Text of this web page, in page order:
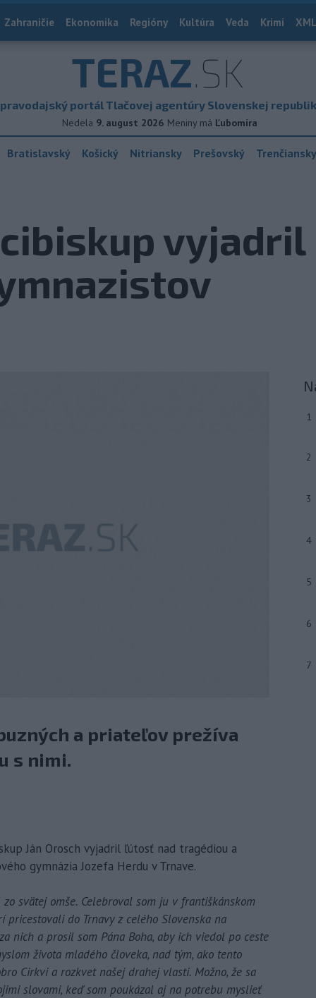
Zahraničie Ekonomika Regióny Kultúra Veda Krimi
TERAZ.SK
portál Tlačovej agentúry Slovenskej
Nedela 9. august 2026 Meniny má Ľubomíra
Bratislavský Košický Nitriansky Prešovský Trenčiansky
a priateľov prežíva
s nimi.
Ján Orosch vyjadril ľútosť nad tragédiou a
gymnázia Jozefa Herdu v Trnave.
svätej omše. Celebroval som ju v františkánskom
do Trnavy z celého Slovenska na
nich a prosil som Pána Boha, aby ich viedol po ceste
života mladého človeka, nad tým, ako tento
Cirkvi a rozkvet našej drahej vlasti. Možno, že sa
slovami, keď som poukázal aj na potrebu myslieť
1
2
3
4
5
6
7